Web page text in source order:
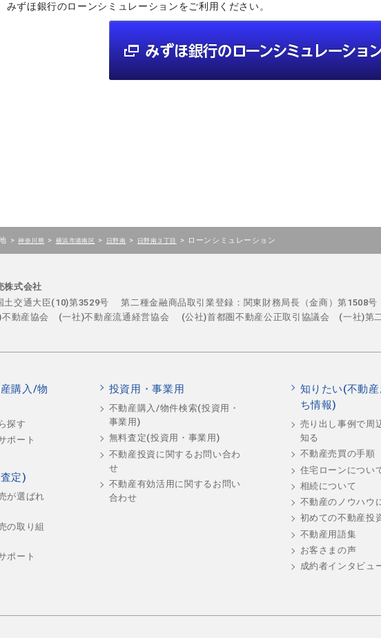
みずほ銀行のローンシミュレーションをご利用ください。
> 神奈川県 > 横浜市港南区 > 日野南 > 日野南３丁目 > ローンシミュレーション
株式会社
土交通大臣(10)第3529号
第二種金融商品取引業登録：関東財務局長（金商）第1508号
不動産協会 (一社)不動産流通経営協会
(公社)首都圏不動産公正取引協議会 (一社)第
購入/物
探す
ポート
定)
が選ばれ
の取り組
ポート
投資用・事業用
不動産購入/物件検索(投資用・
事業用)
無料査定(投資用・事業用)
不動産投資に関するお問い合わ
せ
不動産有効活用に関するお問い
合わせ
知りたい(不動
ち情報)
売り出し事例で周
知る
不動産売買の手順
住宅ローンについ
相続について
不動産のノウハウ
初めての不動産投
不動産用語集
お客さまの声
成約者インタビュ